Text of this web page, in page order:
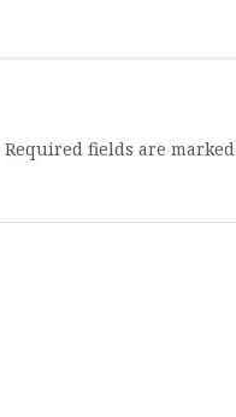
Required fields are marked